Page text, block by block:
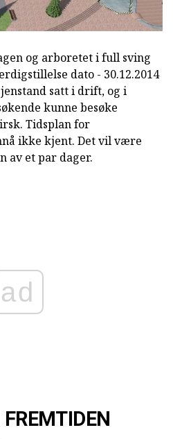
og arboretet i full sving
dato - 30.12.2014
satt i drift, og i
kunne besøke
Tidsplan for
ikke kjent. Det vil være
av et par dager.
ad